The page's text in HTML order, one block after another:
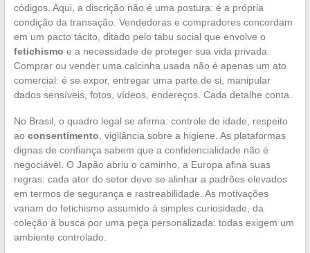
códigos. Aqui, a discrição não é uma postura: é a própria
condição da transação. Vendedoras e compradores concordam
em um pacto tácito, ditado pelo tabu social que envolve o
fetichismo e a necessidade de proteger sua vida privada.
Comprar ou vender uma calcinha usada não é apenas um ato
comercial: é se expor, entregar uma parte de si, manipular
dados sensíveis, fotos, vídeos, endereços. Cada detalhe conta.
No Brasil, o quadro legal se afirma: controle de idade, respeito
ao consentimento , vigilância sobre a higiene. As plataformas
dignas de confiança sabem que a confidencialidade não é
negociável. O Japão abriu o caminho, a Europa afina suas
regras: cada ator do setor deve se alinhar a padrões elevados
em termos de segurança e rastreabilidade. As motivações
variam do fetichismo assumido à simples curiosidade, da
coleção à busca por uma peça personalizada: todas exigem um
ambiente controlado.